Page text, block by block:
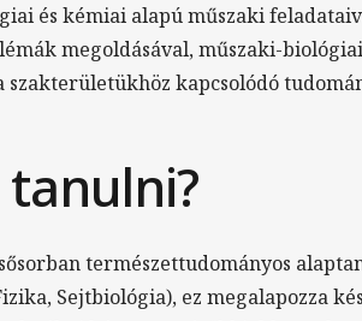
és kémiai alapú műszaki
megoldásával, műszaki-
szakterületükhöz kapcsolódó
természettudományos
Sejtbiológia), ez megalapozza